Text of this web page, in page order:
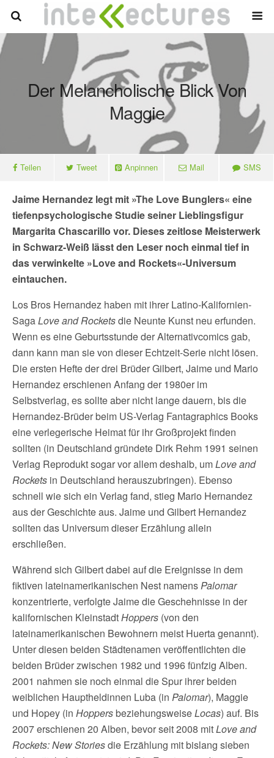
Der Melancholische Blick Von
Maggie
Teilen Tweet Anpinnen Mail SMS
Jaime Hernandez legt mit »The Love Bunglers« eine
tiefenpsychologische Studie seiner Lieblingsfigur
Margarita Chascarillo vor. Dieses zeitlose Meisterwerk
in Schwarz-Weiß lässt den Leser noch einmal tief in
das verwinkelte »Love and Rockets«-Universum
eintauchen.
Los Bros Hernandez haben mit ihrer Latino-Kalifornien-
SagaLove and Rocketsdie Neunte Kunst neu erfunden.
Wenn es eine Geburtsstunde der Alternativcomics gab,
dann kann man sie von dieser Echtzeit-Serie nicht lösen.
Die ersten Hefte der drei Brüder Gilbert, Jaime und Mario
Hernandez erschienen Anfang der 1980er im
Selbstverlag, es sollte aber nicht lange dauern, bis die
Hernandez-Brüder beim US-Verlag Fantagraphics Books
eine verlegerische Heimat für ihr Großprojekt finden
sollten (in Deutschland gründete Dirk Rehm 1991 seinen
Verlag Reprodukt sogar vor allem deshalb, umLove and
Rockets in Deutschland herauszubringen). Ebenso
schnell wie sich ein Verlag fand, stieg Mario Hernandez
aus der Geschichte aus. Jaime und Gilbert Hernandez
sollten das Universum dieser Erzählung allein
erschließen.
Während sich Gilbert dabei auf die Ereignisse in dem
fiktiven lateinamerikanischen Nest namensPalomar
konzentrierte, verfolgte Jaime die Geschehnisse in der
kalifornischen KleinstadtHoppers (von den
lateinamerikanischen Bewohnern meist Huerta genannt).
Unter diesen beiden Städtenamen veröffentlichten die
beiden Brüder zwischen 1982 und 1996 fünfzig Alben.
2001 nahmen sie noch einmal die Spur ihrer beiden
weiblichen Hauptheldinnen Luba (in Palomar), Maggie
und Hopey (in HoppersbeziehungsweiseLocas) auf. Bis
2007 erschienen 20 Alben, bevor seit 2008 mitLove and
Rockets: New Storiesdie Erzählung mit bislang sieben